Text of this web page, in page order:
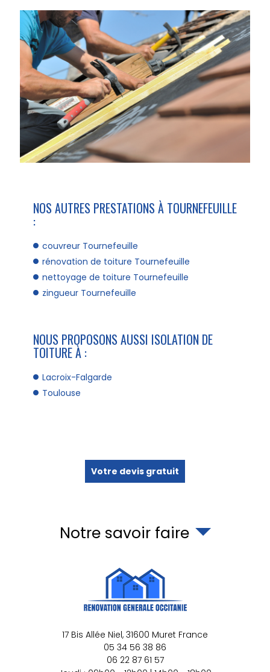
NOS AUTRES PRESTATIONS À TOURNEFEUILLE
:
couvreur Tournefeuille
rénovation de toiture Tournefeuille
nettoyage de toiture Tournefeuille
zingueur Tournefeuille
NOUS PROPOSONS AUSSI ISOLATION DE
TOITURE À :
Lacroix-Falgarde
Toulouse
Votre devis gratuit
Notre savoir faire
17 Bis Allée Niel, 31600 Muret France
05 34 56 38 86
06 22 87 61 57